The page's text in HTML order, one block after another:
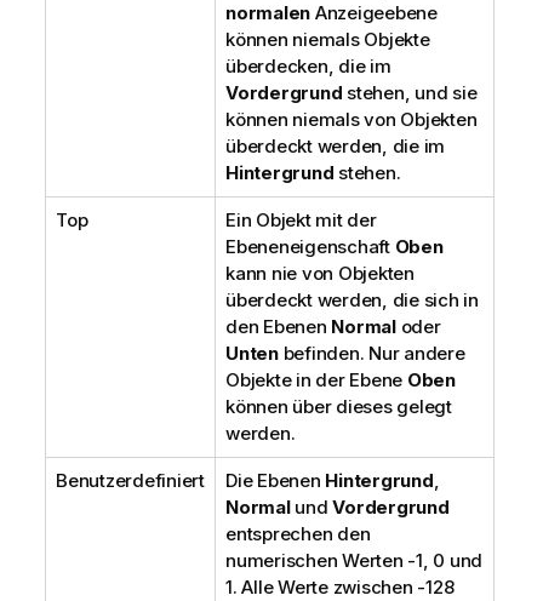
normalen Anzeigeebene
können niemals Objekte
überdecken, die im
Vordergrund stehen, und sie
können niemals von Objekten
überdeckt werden, die im
Hintergrund stehen.
Top
Ein Objekt mit der
Ebeneneigenschaft Oben
kann nie von Objekten
überdeckt werden, die sich in
den Ebenen Normaloder
Untenbefinden. Nur andere
Objekte in der Ebene Oben
können über dieses gelegt
werden.
Benutzerdefiniert Die Ebenen Hintergrund,
NormalundVordergrund
entsprechen den
numerischen Werten -1, 0 und
1. Alle Werte zwischen -128